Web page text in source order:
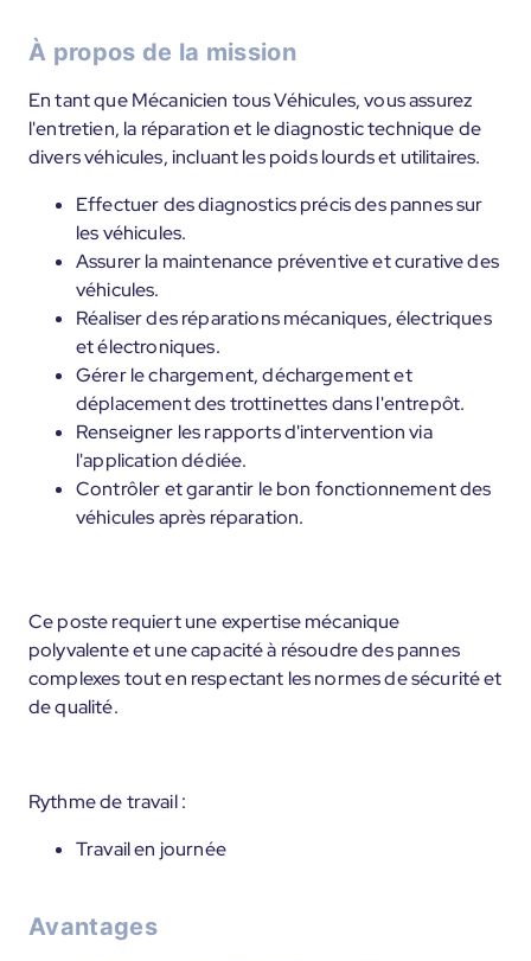
À propos de la mission
En tant que Mécanicien tous Véhicules, vous assurez
l'entretien, la réparation et le diagnostic technique de
divers véhicules, incluant les poids lourds et utilitaires.
Effectuer des diagnostics précis des pannes sur
les véhicules.
Assurer la maintenance préventive et curative des
véhicules.
Réaliser des réparations mécaniques, électriques
et électroniques.
Gérer le chargement, déchargement et
déplacement des trottinettes dans l'entrepôt.
Renseigner les rapports d'intervention via
l'application dédiée.
Contrôler et garantir le bon fonctionnement des
véhicules après réparation.
Ce poste requiert une expertise mécanique
polyvalente et une capacité à résoudre des pannes
complexes tout en respectant les normes de sécurité et
de qualité.
Rythme de travail :
Travail en journée
Avantages